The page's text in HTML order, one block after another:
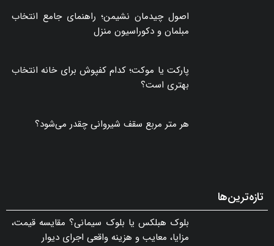
اصول چیدمان نشیمن؛ راهنمای جامع انتخاب
مبلمان و دکوراسیون منزل
پارکت یا موکت؛ کدام کفپوش برای خانه انتخاب
بهتری است؟
هر متر مربع سقف شیروانی چقدر می‌شود؟
تازه‌ترین‌ها
بلوک هبلکس یا بلوک سیمانی؟ مقایسه قیمت،
مزایا، معایب و هزینه واقعی اجرای دیوار